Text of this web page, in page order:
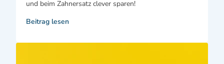
und beim Zahnersatz clever sparen!
Beitrag lesen